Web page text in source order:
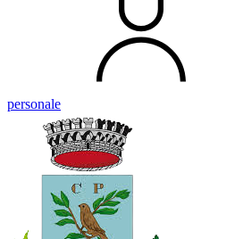
personale